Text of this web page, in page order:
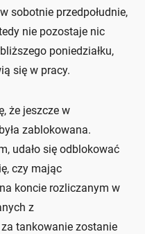
sobotnie przedpołudnie,
nie pozostaje nic
poniedziałku,
się w pracy.
że jeszcze w
zablokowana.
udało się odblokować
czy mając
koncie rozliczanym w
z
tankowanie zostanie